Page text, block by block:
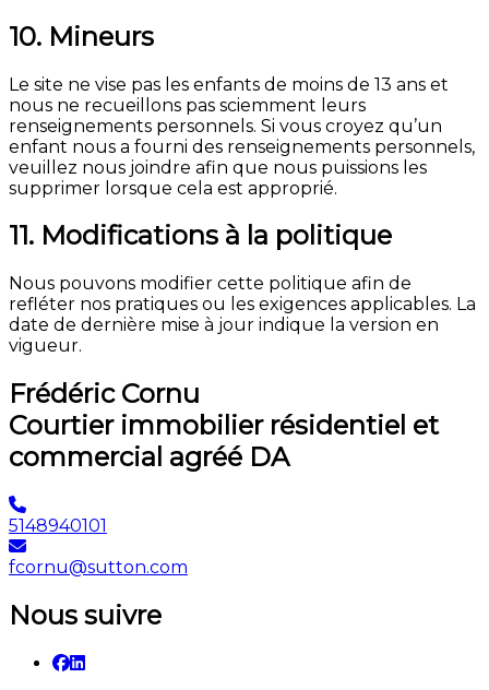
10. Mineurs
Le site ne vise pas les enfants de moins de 13 ans et
nous ne recueillons pas sciemment leurs
renseignements personnels. Si vous croyez qu’un
enfant nous a fourni des renseignements personnels,
veuillez nous joindre afin que nous puissions les
supprimer lorsque cela est approprié.
11. Modifications à la politique
Nous pouvons modifier cette politique afin de
refléter nos pratiques ou les exigences applicables. La
date de dernière mise à jour indique la version en
vigueur.
Frédéric Cornu
Courtier immobilier résidentiel et
commercial agréé DA
5148940101
fcornu@sutton.com
Nous suivre